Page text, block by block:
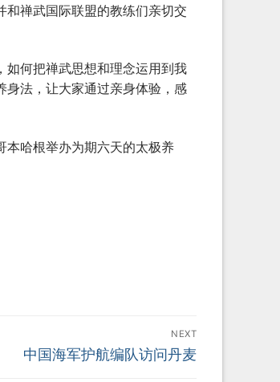
和禅武国际联盟的教练们亲切交
如何把禅武思想和理念运用到我
身法，让大家通过亲身体验，感
本哈根举办为期六天的太极养
NEXT
Next
中国海军护航编队访问丹麦